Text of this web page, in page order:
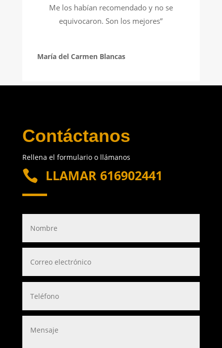
Me los habían recomendado y no se
equivocaron. Son los mejores”
María del Carmen Blancas
Contáctanos
Rellena el formulario o llámanos
 LLAMAR 616902441